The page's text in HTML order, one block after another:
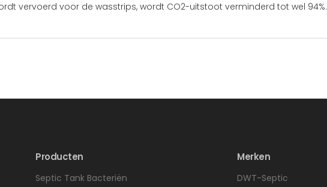
vervoerd voor de wasstrips, wordt CO2-uitstoot verminderd tot wel 94%.
Producten
Septic Tank Bacteriën
Merken
DWT-Septic